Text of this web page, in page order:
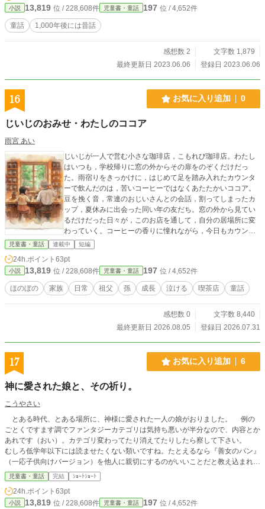
小説 13,819 位 / 228,608件 児童書・童話 197 位 / 4,652件
童話 1,000年後には昔話
感想数 2
文字数 1,879
最終更新日 2023.06.06
登録日 2023.06.06
16 お気に入り追加 0
じいじのおみせ・わたしのココア
雨宮 あい
じいじが一人で営む小さな珈琲店，こもれび珈琲店。わたし
はいつも，学校帰りに窓の外からその扉をのぞくだけだっ
た。雨宿りをきっかけに，はじめて足を踏み入れたカウンタ
ーで飲んだのは，苦いコーヒーではなくあたたかいココア。
豆を挽く音，常連のおじいさんとの会話，割ってしまったカ
ップ，夏休みに出会った同い年の友だち。窓の外から見てい
るだけだった日々が，このお店を通して，自分の居場所に変
わっていく。コーヒーの香りに憧れながら，今日もカウンタ
ーでココアを飲む，わたしの一年間の記録。
児童書・童話 連載中 短編
24h.ポイント 63pt
小説 13,819 位 / 228,608件 児童書・童話 197 位 / 4,652件
ほのぼの 家族 日常 祖父 孫 成長 泣ける 喫茶店 童話
感想数 0
文字数 8,440
最終更新日 2026.08.05
登録日 2026.07.31
17 お気に入り追加 6
神に愛された娘と、その祈り。
こうやさい
とある時代、とある場所に、神様に愛された一人の娘がおりました。 例の
ごとくですます調でファンタジーカテゴリは気持ち悪いが半分なので、内容とか
あれです（おい）。カテゴリ変わってたり消えてたりしたら察して下さい。
むしろ低学年以下には読ませたくない類いですね。たとえるなら『善女のパン』
（一応子供向けバージョン）を他人に親切にするのがいいことだと教え込まれて
信じてる免疫ない子供に読ませるような？（そこまでは行かない） 熱暴走が
本格的にヤバいです。今日明日壊れはさすがにしないでしょうが、データのバッ
クアップがとか次の機種どうしようとかがこれもいろんな意味でヤバそうなの
で、待機放出が続いたり追加止まったりしたら察して下さい。。。 ただいま
児童書・童話 完結 ｼｮｰﾄｼｮｰﾄ
24h.ポイント 63pt
小説 13,819 位 / 228,608件 児童書・童話 197 位 / 4,652件